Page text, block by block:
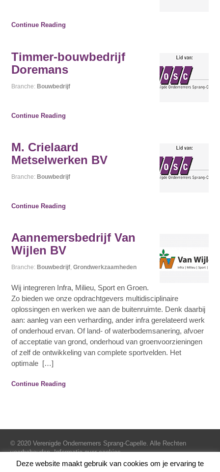
Continue Reading
Timmer-bouwbedrijf
Doremans
Branche: Bouwbedrijf
Continue Reading
M. Crielaard
Metselwerken BV
Branche: Bouwbedrijf
Continue Reading
Aannemersbedrijf Van
Wijlen BV
Branche: Bouwbedrijf, Grondwerkzaamheden
Wij integreren Infra, Milieu, Sport en Groen.
Zo bieden we onze opdrachtgevers multidisciplinaire
oplossingen en werken we aan de buitenruimte. Denk daarbij
aan: aanleg van een verharding, ander infra gerelateerd werk
of onderhoud ervan. Of land- of waterbodemsanering, afvoer
of acceptatie van grond, onderhoud van groenvoorzieningen
of zelf de ontwikkeling van complete sportvelden. Het
optimale […]
Continue Reading
© 2020 Verenigde Ondernemers Sprang-Capelle. Alle Rechten
voorbehouden.Informatie over cookies.
Deze website maakt gebruik van cookies om je ervaring te